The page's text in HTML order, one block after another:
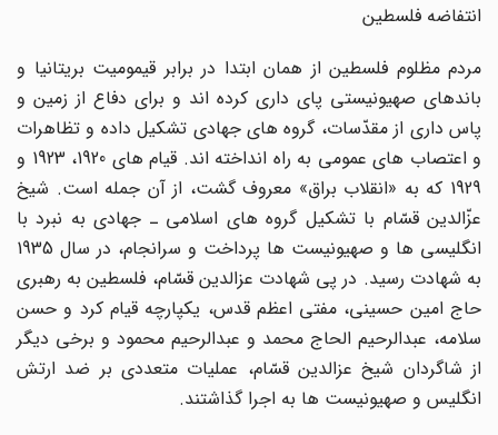
انتفاضه فلسطین
مردم مظلوم فلسطین از همان ابتدا در برابر قیمومیت بریتانیا و
باندهاى صهیونیستى پاى دارى کرده اند و براى دفاع از زمین و
پاس دارى از مقدّسات، گروه هاى جهادى تشکیل داده و تظاهرات
و اعتصاب هاى عمومى به راه انداخته اند. قیام هاى 1920، 1923 و
1929 که به «انقلاب براق» معروف گشت، از آن جمله است. شیخ
عزّالدین قسّام با تشکیل گروه هاى اسلامى ـ جهادى به نبرد با
انگلیسى ها و صهیونیست ها پرداخت و سرانجام، در سال 1935
به شهادت رسید. در پى شهادت عزالدین قسّام، فلسطین به رهبرى
حاج امین حسینى، مفتى اعظم قدس، یکپارچه قیام کرد و حسن
سلامه، عبدالرحیم الحاج محمد و عبدالرحیم محمود و برخى دیگر
از شاگردان شیخ عزالدین قسّام، عملیات متعددى بر ضد ارتش
انگلیس و صهیونیست ها به اجرا گذاشتند.